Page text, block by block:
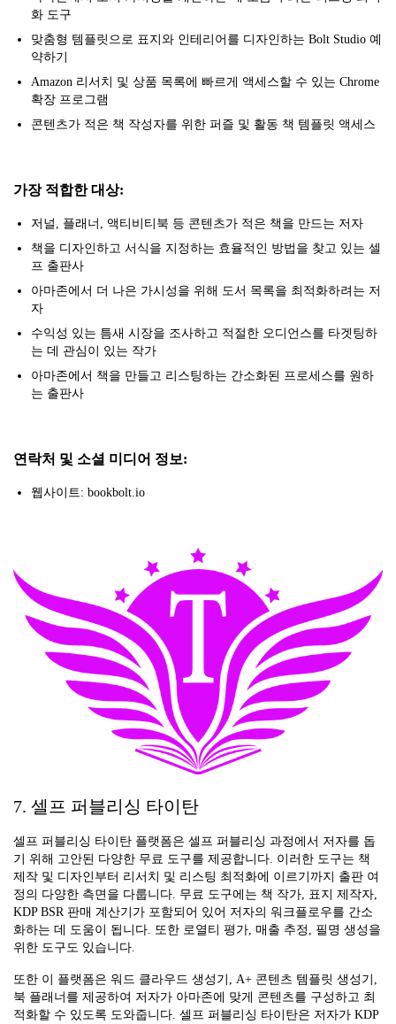
화 도구
맞춤형 템플릿으로 표지와 인테리어를 디자인하는 Bolt Studio 예
약하기
Amazon 리서치 및 상품 목록에 빠르게 액세스할 수 있는 Chrome
확장 프로그램
콘텐츠가 적은 책 작성자를 위한 퍼즐 및 활동 책 템플릿 액세스
가장 적합한 대상:
저널, 플래너, 액티비티북 등 콘텐츠가 적은 책을 만드는 저자
책을 디자인하고 서식을 지정하는 효율적인 방법을 찾고 있는 셀
프 출판사
아마존에서 더 나은 가시성을 위해 도서 목록을 최적화하려는 저
자
수익성 있는 틈새 시장을 조사하고 적절한 오디언스를 타겟팅하
는 데 관심이 있는 작가
아마존에서 책을 만들고 리스팅하는 간소화된 프로세스를 원하
는 출판사
연락처 및 소셜 미디어 정보:
웹사이트: bookbolt.io
7. 셀프 퍼블리싱 타이탄
셀프 퍼블리싱 타이탄 플랫폼은 셀프 퍼블리싱 과정에서 저자를 돕
기 위해 고안된 다양한 무료 도구를 제공합니다. 이러한 도구는 책
제작 및 디자인부터 리서치 및 리스팅 최적화에 이르기까지 출판 여
정의 다양한 측면을 다룹니다. 무료 도구에는 책 작가, 표지 제작자,
KDP BSR 판매 계산기가 포함되어 있어 저자의 워크플로우를 간소
화하는 데 도움이 됩니다. 또한 로열티 평가, 매출 추정, 필명 생성을
위한 도구도 있습니다.
또한 이 플랫폼은 워드 클라우드 생성기, A+ 콘텐츠 템플릿 생성기,
북 플래너를 제공하여 저자가 아마존에 맞게 콘텐츠를 구성하고 최
적화할 수 있도록 도와줍니다. 셀프 퍼블리싱 타이탄은 저자가 KDP